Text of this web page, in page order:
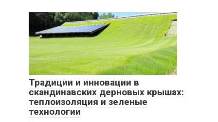
Традиции и инновации в
скандинавских дерновых крышах:
теплоизоляция и зеленые
технологии